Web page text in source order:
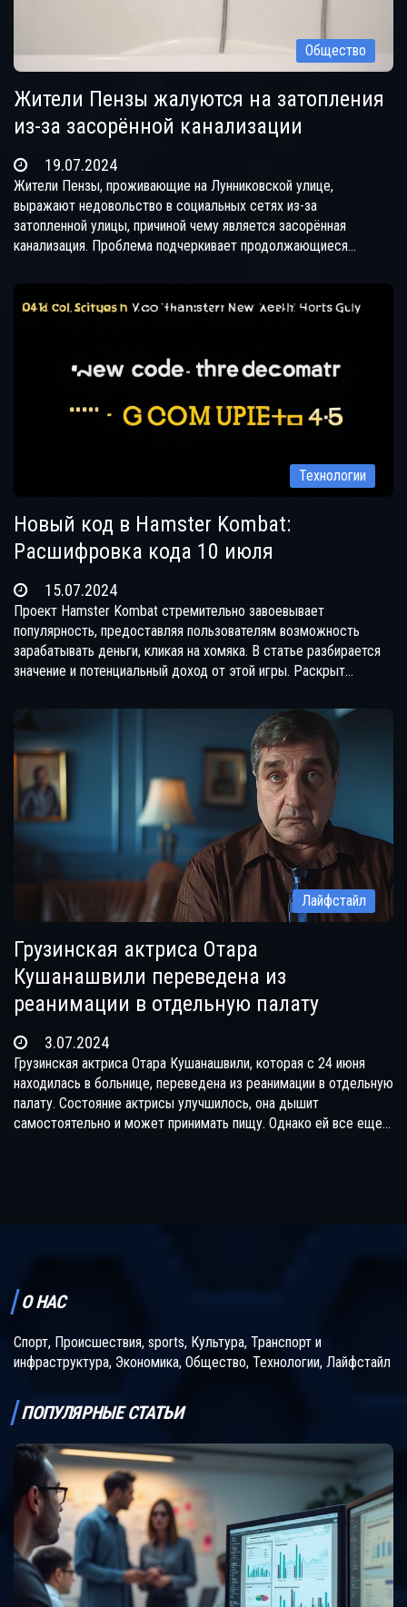
Общество
Жители Пензы жалуются на затопления
из-за засорённой канализации
19.07.2024
Жители Пензы, проживающие на Лунниковской улице,
выражают недовольство в социальных сетях из-за
затопленной улицы, причиной чему является засорённая
канализация. Проблема подчеркивает продолжающиеся
Технологии
Новый код в Hamster Kombat:
Расшифровка кода 10 июля
15.07.2024
Проект Hamster Kombat стремительно завоевывает
популярность, предоставляя пользователям возможность
зарабатывать деньги, кликая на хомяка. В статье разбирается
значение и потенциальный доход от этой игры. Раскрыт
азбука Морзе, где точка (•) — это быстрый клик, тире (—) —
долгий клик (около 2 секунд), и задержка между буквами
составляет 3 секунды.
Лайфстайл
Грузинская актриса Отара
Кушанашвили переведена из
реанимации в отдельную палату
3.07.2024
Грузинская актриса Отара Кушанашвили, которая с 24 июня
находилась в больнице, переведена из реанимации в отдельную
палату. Состояние актрисы улучшилось, она дышит
самостоятельно и может принимать пищу. Однако ей все еще
О НАС
Спорт, Происшествия, sports, Культура, Транспорт и
инфраструктура, Экономика, Общество, Технологии, Лайфстайл
ПОПУЛЯРНЫЕ СТАТЬИ